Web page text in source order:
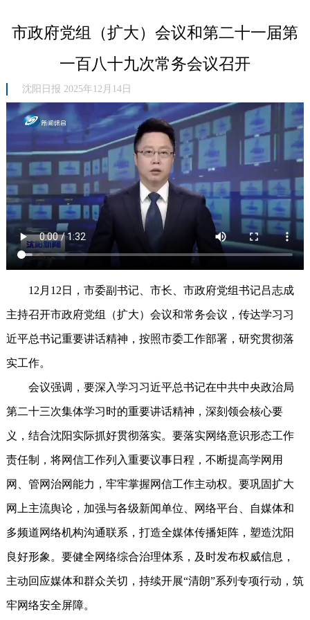
市政府党组（扩大）会议和第二十一届第
一百八十九次常务会议召开
沈阳日报 2025年12月14日
12月12日，市委副书记、市长、市政府党组书记吕志成
主持召开市政府党组（扩大）会议和常务会议，传达学习习
近平总书记重要讲话精神，按照市委工作部署，研究贯彻落
实工作。
会议强调，要深入学习习近平总书记在中共中央政治局
第二十三次集体学习时的重要讲话精神，深刻领会核心要
义，结合沈阳实际抓好贯彻落实。要落实网络意识形态工作
责任制，将网信工作列入重要议事日程，不断提高学网用
网、管网治网能力，牢牢掌握网信工作主动权。要巩固扩大
网上主流舆论，加强与各级新闻单位、网络平台、自媒体和
多频道网络机构沟通联系，打造全媒体传播矩阵，塑造沈阳
良好形象。要健全网络综合治理体系，及时发布权威信息，
主动回应媒体和群众关切，持续开展“清朗”系列专项行动，筑
牢网络安全屏障。